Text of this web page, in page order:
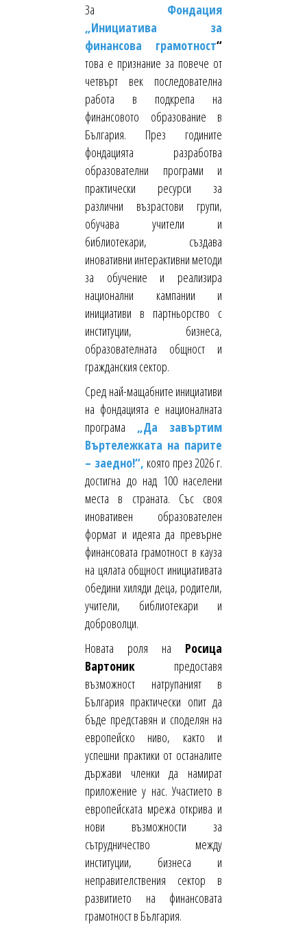
За
Фондация
„Инициатива за
финансова грамотност“
това е признание за повече от
четвърт век последователна
работа в подкрепа на
финансовото образование в
България. През годините
фондацията разработва
образователни програми и
практически ресурси за
различни възрастови групи,
обучава учители и
библиотекари, създава
иновативни интерактивни методи
за обучение и реализира
национални кампании и
инициативи в партньорство с
институции, бизнеса,
образователната общност и
гражданския сектор.
Сред най-мащабните инициативи
на фондацията е националната
програма „Да завъртим
Въртележката на парите
– заедно!“, която през 2026 г.
достигна до над 100 населени
места в страната. Със своя
иновативен образователен
формат и идеята да превърне
финансовата грамотност в кауза
на цялата общност инициативата
обедини хиляди деца, родители,
учители, библиотекари и
доброволци.
Новата роля на Росица
Вартоник предоставя
възможност натрупаният в
България практически опит да
бъде представян и споделян на
европейско ниво, както и
успешни практики от останалите
държави членки да намират
приложение у нас. Участието в
европейската мрежа открива и
нови възможности за
сътрудничество между
институции, бизнеса и
неправителствения сектор в
развитието на финансовата
грамотност в България.